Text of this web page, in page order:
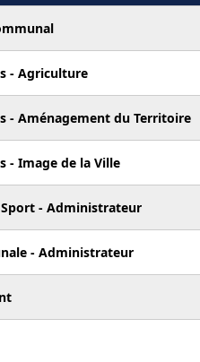
- Agriculture
- Aménagement du Territoire
- Image de la Ville
- Administrateur
- Administrateur